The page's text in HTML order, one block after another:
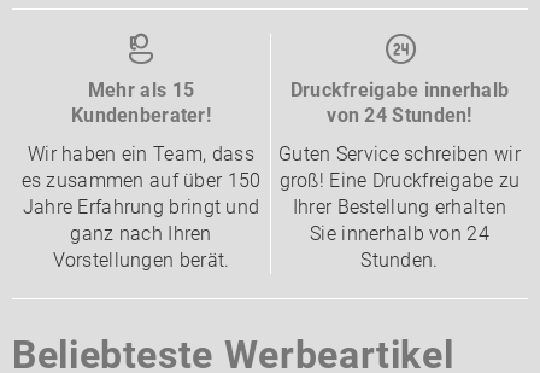
Mehr als 15
Kundenberater!
Wir haben ein Team, dass
es zusammen auf über 150
Jahre Erfahrung bringt und
ganz nach Ihren
Vorstellungen berät.
Druckfreigabe innerhalb
von 24 Stunden!
Guten Service schreiben wir
groß! Eine Druckfreigabe zu
Ihrer Bestellung erhalten
Sie innerhalb von 24
Stunden.
Beliebteste Werbeartikel